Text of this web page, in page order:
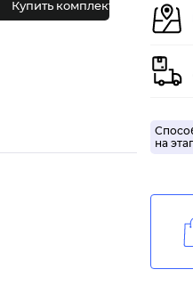
Купить комплект
на